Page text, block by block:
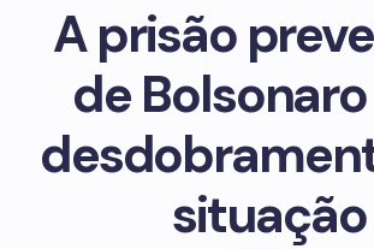
A prisão
de
situação